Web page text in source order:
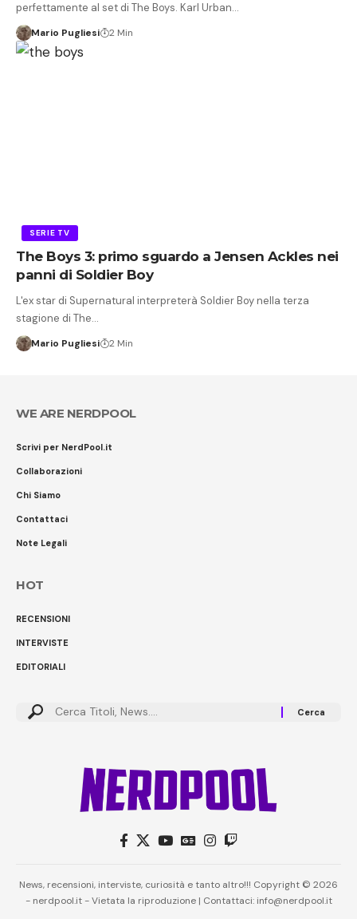
perfettamente al set di The Boys. Karl Urban…
Mario Pugliesi 2 Min
SERIE TV
The Boys 3: primo sguardo a Jensen Ackles nei
panni di Soldier Boy
L'ex star di Supernatural interpreterà Soldier Boy nella terza
stagione di The…
Mario Pugliesi 2 Min
WE ARE NERDPOOL
Scrivi per NerdPool.it
Collaborazioni
Chi Siamo
Contattaci
Note Legali
HOT
RECENSIONI
INTERVISTE
EDITORIALI
Cerca:
News, recensioni, interviste, curiosità e tanto altro!!! Copyright © 2026
- nerdpool.it - Vietata la riproduzione | Contattaci: info@nerdpool.it